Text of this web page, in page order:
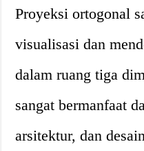
Proyeksi ortogonal
visualisasi dan
dalam ruang tiga
sangat bermanfaat
arsitektur, dan